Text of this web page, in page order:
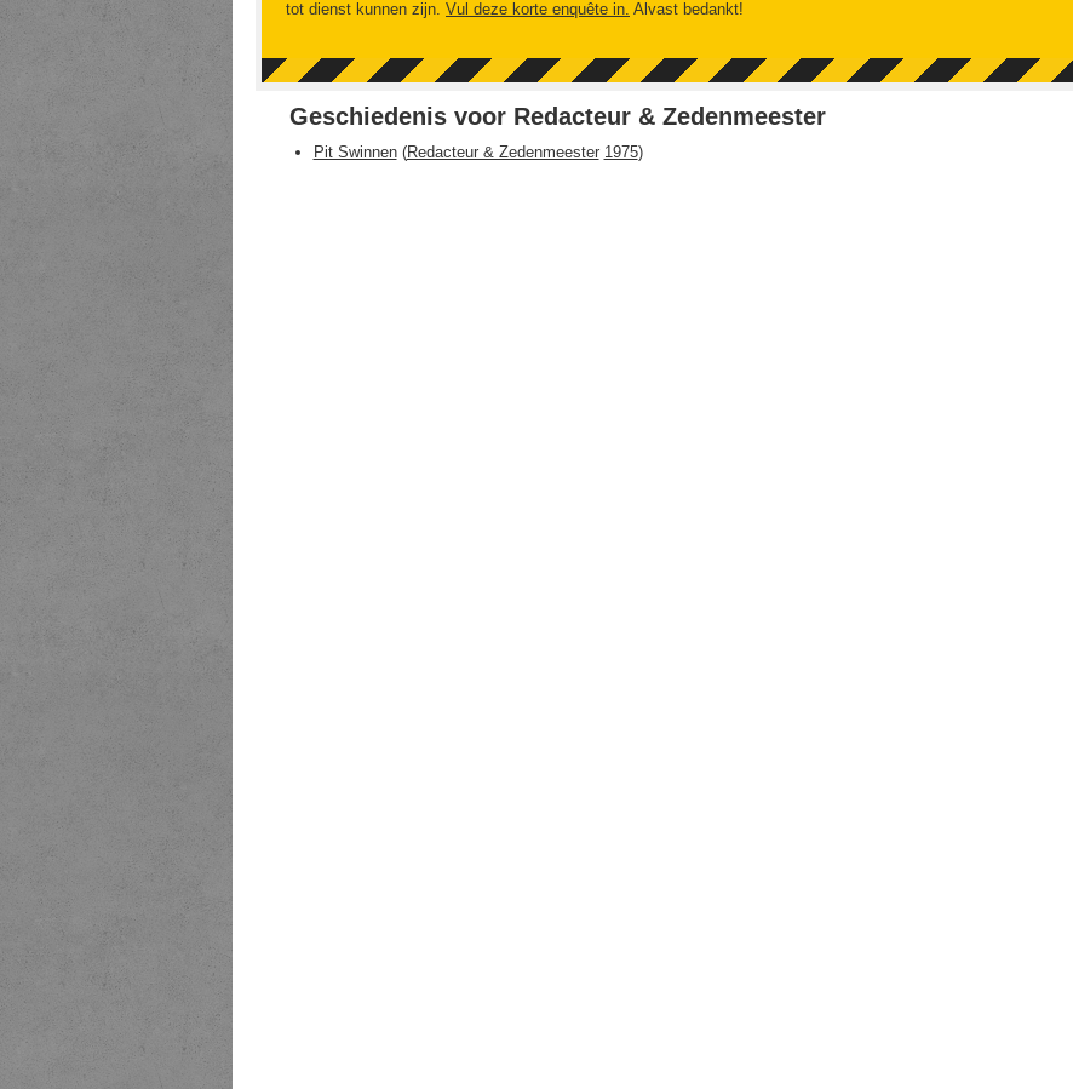
tot dienst kunnen zijn. Vul deze korte enquête in. Alvast bedankt!
Geschiedenis voor Redacteur & Zedenmeester
Pit Swinnen(Redacteur & Zedenmeester 1975)